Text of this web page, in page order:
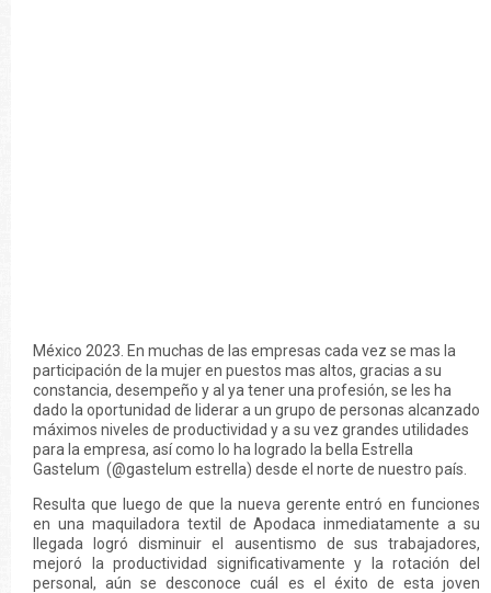
México 2023. En muchas de las empresas cada vez se mas la
participación de la mujer en puestos mas altos, gracias a su
constancia, desempeño y al ya tener una profesión, se les ha
dado la oportunidad de liderar a un grupo de personas alcanzado
máximos niveles de productividad y a su vez grandes utilidades
para la empresa, así como lo ha logrado la bella Estrella
Gastelum (@gastelum estrella) desde el norte de nuestro país.
Resulta que luego de que la nueva gerente entró en funciones
en una maquiladora textil de Apodaca inmediatamente a su
llegada logró disminuir el ausentismo de sus trabajadores,
mejoró la productividad significativamente y la rotación del
personal, aún se desconoce cuál es el éxito de esta joven